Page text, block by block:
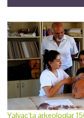
Yalvaç'ta arkeologlar